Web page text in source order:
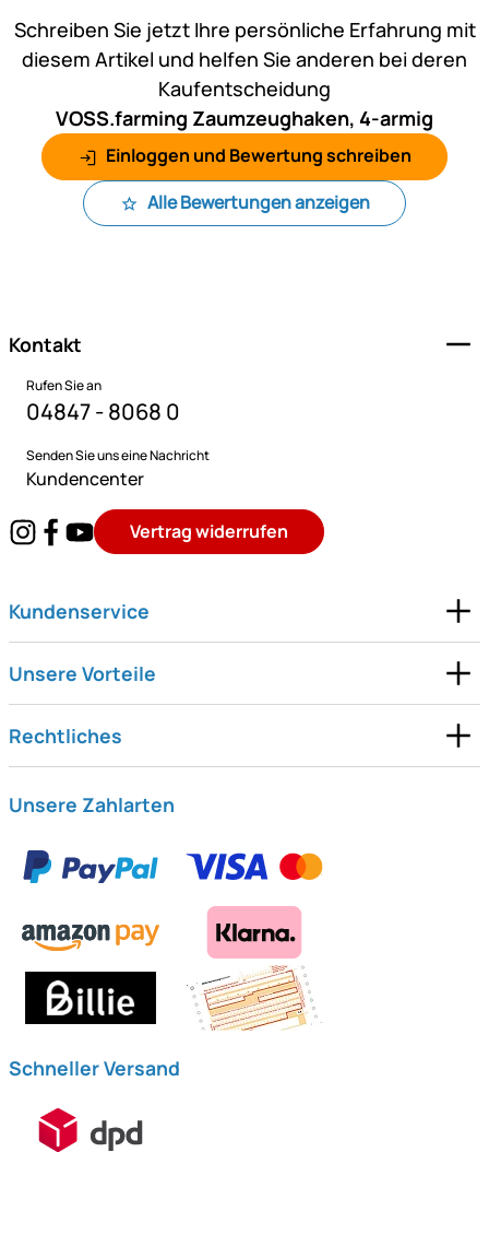
Schreiben Sie jetzt Ihre persönliche Erfahrung mit
diesem Artikel und helfen Sie anderen bei deren
Kaufentscheidung
VOSS.farming Zaumzeughaken, 4-armig
Einloggen und Bewertung schreiben
Alle Bewertungen anzeigen
Kontakt
Rufen Sie an
04847 - 8068 0
Senden Sie uns eine Nachricht
Kundencenter
Vertrag widerrufen
Kundenservice
Unsere Vorteile
Rechtliches
Unsere Zahlarten
Schneller Versand